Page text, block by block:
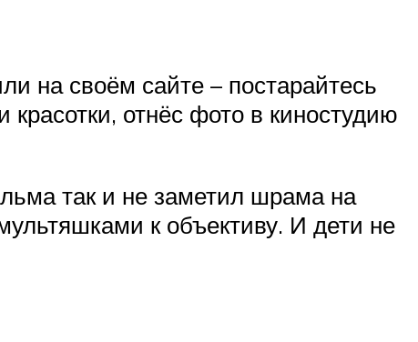
на своём сайте – постарайтесь
отнёс фото в киностудию
так и не заметил шрама на
к объективу. И дети не